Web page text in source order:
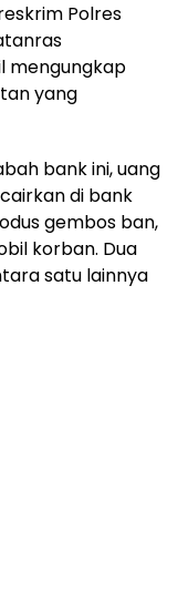
Polres
mengungkap
yang
bank ini, uang
di bank
gembos ban,
korban. Dua
satu lainnya